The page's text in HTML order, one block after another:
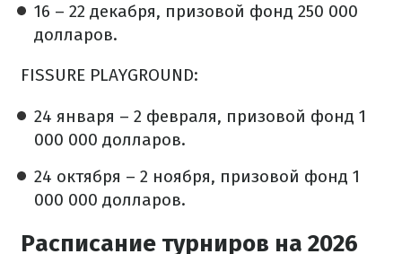
16 – 22 декабря, призовой фонд 250 000
долларов.
FISSURE PLAYGROUND:
24 января – 2 февраля, призовой фонд 1
000 000 долларов.
24 октября – 2 ноября, призовой фонд 1
000 000 долларов.
Расписание турниров на 2026